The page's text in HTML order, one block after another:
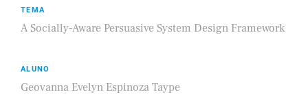
TEMA
A Socially-Aware Persuasive System Design Framework
ALUNO
Geovanna Evelyn Espinoza Taype